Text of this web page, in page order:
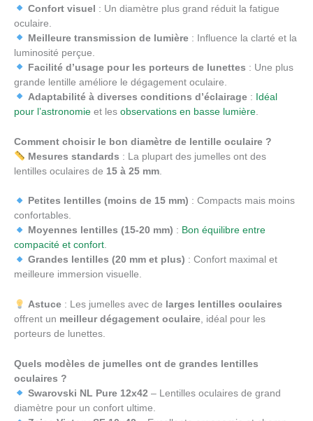
Confort visuel : Un diamètre plus grand réduit la fatigue
oculaire.
Meilleure transmission de lumière: Influence la clarté et la
luminosité perçue.
Facilité d’usage pour les porteurs de lunettes : Une plus
grande lentille améliore le dégagement oculaire.
Adaptabilité à diverses conditions d’éclairage: Idéal
pour l’astronomie et les observations en basse lumière
Comment choisir le bon diamètre de lentille oculaire ?
Mesures standards : La plupart des jumelles ont des
lentilles oculaires de 15 à 25 mm
Petites lentilles (moins de 15 mm) : Compacts mais moins
confortables.
Moyennes lentilles (15-20 mm) : Bon équilibre entre
compacité et confort.
Grandes lentilles (20 mm et plus) : Confort maximal et
meilleure immersion visuelle.
Astuce: Les jumelles avec de larges lentilles oculaires
offrent un meilleur dégagement oculaire, idéal pour les
porteurs de lunettes.
Quels modèles de jumelles ont de grandes lentilles
oculaires ?
Swarovski NL Pure 12x42– Lentilles oculaires de grand
diamètre pour un confort ultime.